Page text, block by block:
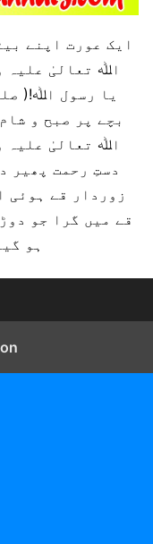
ایک عورت اپنے
اﷲ تعالیٰ علیہ
یا رسول اﷲ!(
بچے پر صبح و
اﷲ تعالیٰ علیہ
دستِ رحمت پھیر
زوردار قے ہوئی
قے میں گرا جو
ہو گیا۔ (2)(مشکوٰۃ